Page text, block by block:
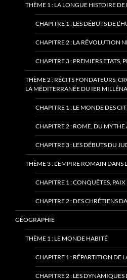
THÈME 1 : LA LONGUE HISTOIRE
CHAPITRE 1 : LES DÉBUTS DE
CHAPITRE 2 : LA RÉVOLUTION
CHAPITRE 3 : PREMIERS ETATS,
THÈME 2 : RÉCITS FONDATEURS,
LA MÉDITERRANÉE DU IER
CHAPITRE 1 : LE MONDE DES
CHAPITRE 2 : ROME, DU MYTHE
CHAPITRE 3 : LES DÉBUTS DU
THÈME 3 : L’EMPIRE ROMAIN
CHAPITRE 1 : CONQUÊTES,
CHAPITRE 2 : DES CHRÉTIENS
GÉOGRAPHIE
THÈME 1 : LE MONDE HABITÉ
CHAPITRE 1 : RÉPARTITION DE
CHAPITRE 2 : LES DYNAMIQUES